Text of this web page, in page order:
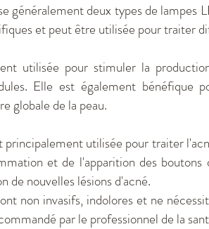
généralement deux types de
et peut être utilisée pour traiter
utilisée pour stimuler la
Elle est également bénéfique
globale de la peau.
principalement utilisée pour traiter
et de l'apparition des
de nouvelles lésions d'acné.
non invasifs, indolores et ne
par le professionnel de la